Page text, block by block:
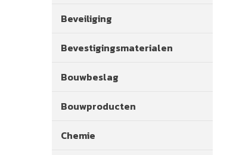
Beveiliging
Bevestigingsmaterialen
Bouwbeslag
Bouwproducten
Chemie